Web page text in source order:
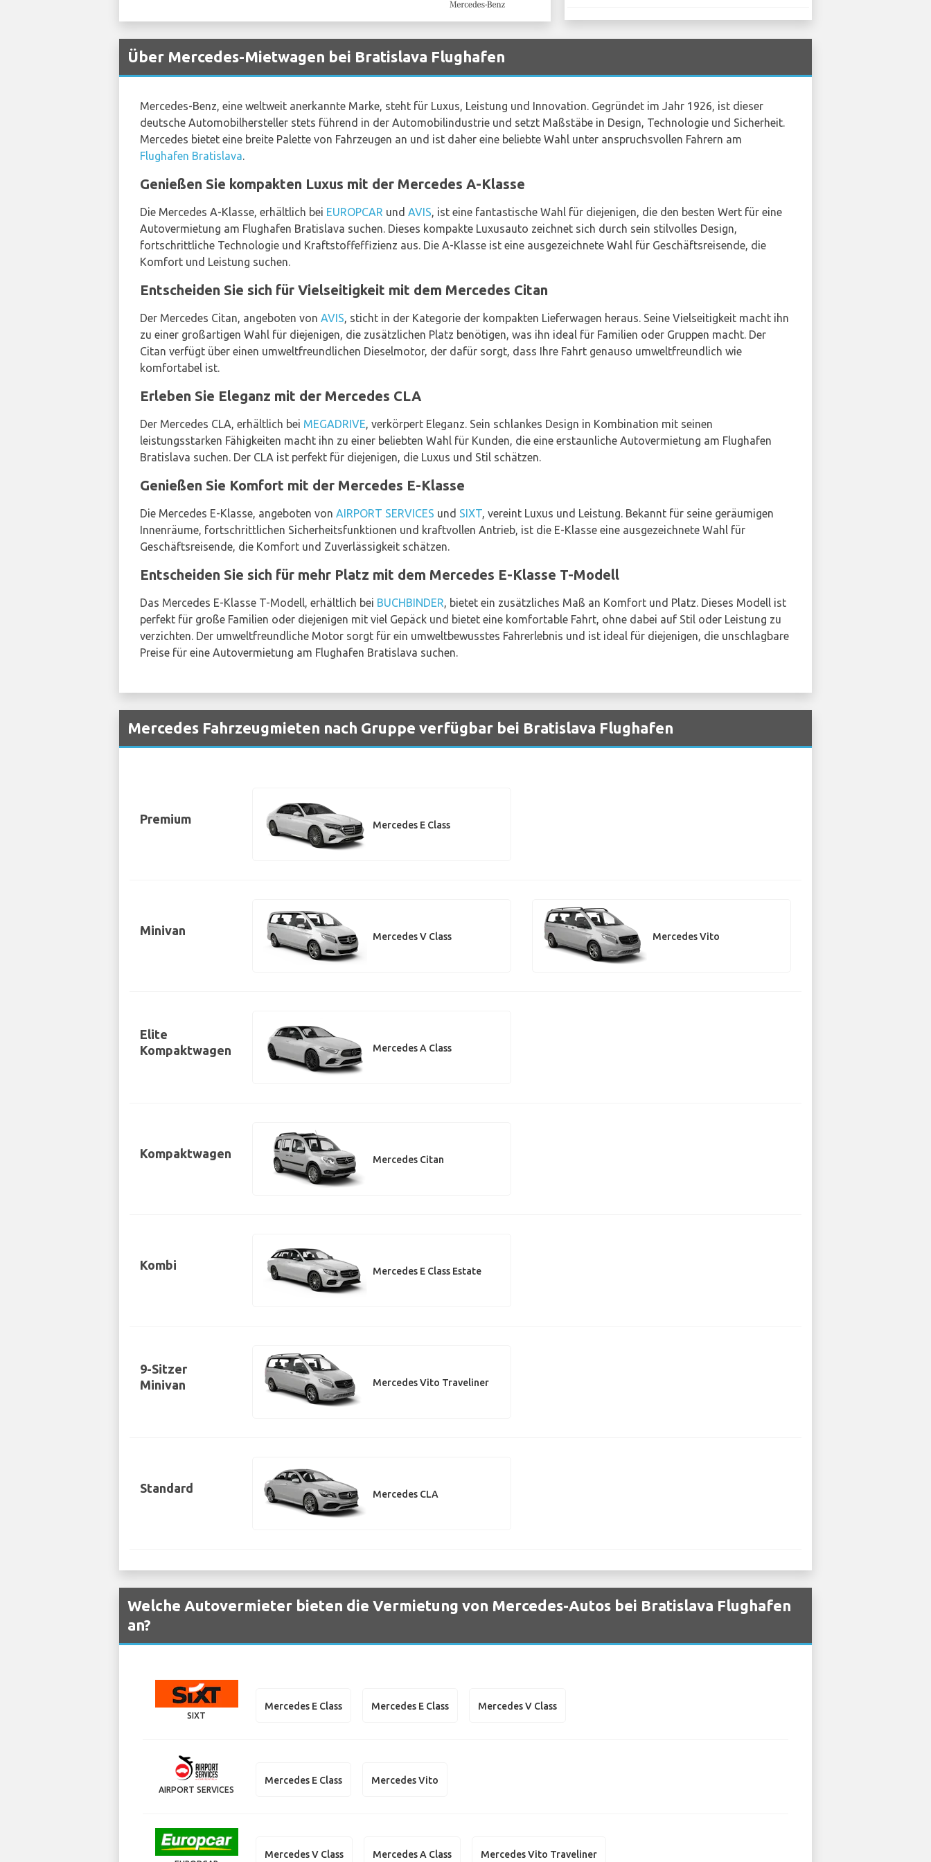
Über Mercedes-Mietwagen bei Bratislava Flughafen
Mercedes-Benz, eine weltweit anerkannte Marke, steht für Luxus, Leistung und Innovation. Gegründet im Jahr 1926, ist dieser
deutsche Automobilhersteller stets führend in der Automobilindustrie und setzt Maßstäbe in Design, Technologie und Sicherheit.
Mercedes bietet eine breite Palette von Fahrzeugen an und ist daher eine beliebte Wahl unter anspruchsvollen Fahrern am
Flughafen Bratislava.
Genießen Sie kompakten Luxus mit der Mercedes A-Klasse
Die Mercedes A-Klasse, erhältlich bei EUROPCAR und AVIS, ist eine fantastische Wahl für diejenigen, die den besten Wert für eine
Autovermietung am Flughafen Bratislava suchen. Dieses kompakte Luxusauto zeichnet sich durch sein stilvolles Design,
fortschrittliche Technologie und Kraftstoffeffizienz aus. Die A-Klasse ist eine ausgezeichnete Wahl für Geschäftsreisende, die
Komfort und Leistung suchen.
Entscheiden Sie sich für Vielseitigkeit mit dem Mercedes Citan
Der Mercedes Citan, angeboten von AVIS, sticht in der Kategorie der kompakten Lieferwagen heraus. Seine Vielseitigkeit macht ihn
zu einer großartigen Wahl für diejenigen, die zusätzlichen Platz benötigen, was ihn ideal für Familien oder Gruppen macht. Der
Citan verfügt über einen umweltfreundlichen Dieselmotor, der dafür sorgt, dass Ihre Fahrt genauso umweltfreundlich wie
komfortabel ist.
Erleben Sie Eleganz mit der Mercedes CLA
Der Mercedes CLA, erhältlich bei MEGADRIVE, verkörpert Eleganz. Sein schlankes Design in Kombination mit seinen
leistungsstarken Fähigkeiten macht ihn zu einer beliebten Wahl für Kunden, die eine erstaunliche Autovermietung am Flughafen
Bratislava suchen. Der CLA ist perfekt für diejenigen, die Luxus und Stil schätzen.
Genießen Sie Komfort mit der Mercedes E-Klasse
Die Mercedes E-Klasse, angeboten von AIRPORT SERVICES und SIXT, vereint Luxus und Leistung. Bekannt für seine geräumigen
Innenräume, fortschrittlichen Sicherheitsfunktionen und kraftvollen Antrieb, ist die E-Klasse eine ausgezeichnete Wahl für
Geschäftsreisende, die Komfort und Zuverlässigkeit schätzen.
Entscheiden Sie sich für mehr Platz mit dem Mercedes E-Klasse T-Modell
Das Mercedes E-Klasse T-Modell, erhältlich bei BUCHBINDER, bietet ein zusätzliches Maß an Komfort und Platz. Dieses Modell ist
perfekt für große Familien oder diejenigen mit viel Gepäck und bietet eine komfortable Fahrt, ohne dabei auf Stil oder Leistung zu
verzichten. Der umweltfreundliche Motor sorgt für ein umweltbewusstes Fahrerlebnis und ist ideal für diejenigen, die unschlagbare
Preise für eine Autovermietung am Flughafen Bratislava suchen.
Mercedes Fahrzeugmieten nach Gruppe verfügbar bei Bratislava Flughafen
Premium Mercedes E Class
Minivan Mercedes V Class Mercedes Vito
Elite
Kompaktwagen
Mercedes A Class
Kompaktwagen Mercedes Citan
Kombi Mercedes E Class Estate
9-Sitzer
Minivan
Mercedes Vito Traveliner
Standard Mercedes CLA
Welche Autovermieter bieten die Vermietung von Mercedes-Autos bei Bratislava Flughafen
an?
SIXT
Mercedes E Class Mercedes E Class Mercedes V Class
AIRPORT SERVICES
Mercedes E Class Mercedes Vito
Mercedes V Class Mercedes A Class Mercedes Vito Traveliner